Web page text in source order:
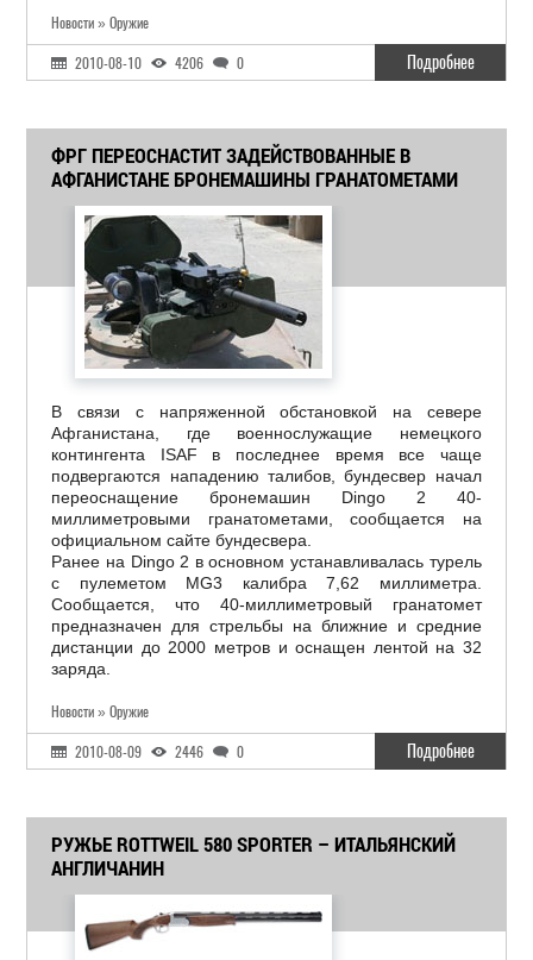
Новости » Оружие
2010-08-10 4206 0 Подробнее
ФРГ ПЕРЕОСНАСТИТ ЗАДЕЙСТВОВАННЫЕ В
АФГАНИСТАНЕ БРОНЕМАШИНЫ ГРАНАТОМЕТАМИ
В связи с напряженной обстановкой на севере
Афганистана, где военнослужащие немецкого
контингента ISAF в последнее время все чаще
подвергаются нападению талибов, бундесвер начал
переоснащение бронемашин Dingo 2 40-
миллиметровыми гранатометами, сообщается на
официальном сайте бундесвера.
Ранее на Dingo 2 в основном устанавливалась турель
с пулеметом MG3 калибра 7,62 миллиметра.
Сообщается, что 40-миллиметровый гранатомет
предназначен для стрельбы на ближние и средние
дистанции до 2000 метров и оснащен лентой на 32
заряда.
Новости » Оружие
2010-08-09 2446 0 Подробнее
РУЖЬЕ ROTTWEIL 580 SPORTER – ИТАЛЬЯНСКИЙ
АНГЛИЧАНИН